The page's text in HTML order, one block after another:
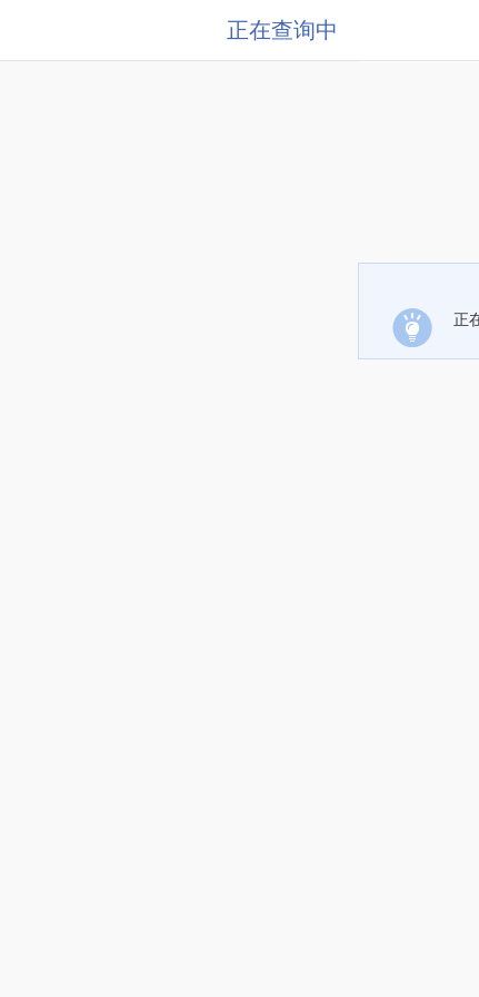
正在查询中
正